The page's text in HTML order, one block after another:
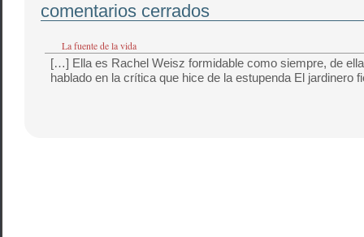
comentarios cerrados
La fuente de la vida
[…] Ella es Rachel Weisz formidable como siempre, de
hablado en la crítica que hice de la estupenda El jardinero